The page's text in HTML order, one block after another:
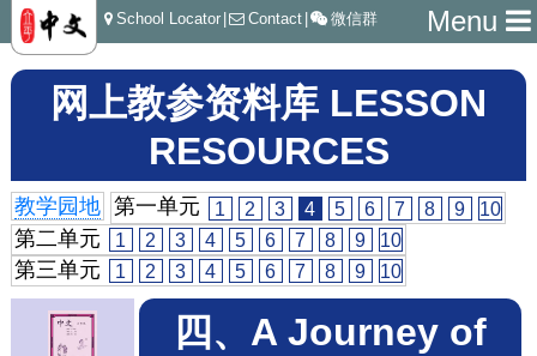
Menu
School Locator Contact 微信群
网上教参资料库 LESSON
RESOURCES
教学园地 第一单元 1 2 3 4 5 6 7 8 9 10
第二单元 1 2 3 4 5 6 7 8 9 10
第三单元 1 2 3 4 5 6 7 8 9 10
四、A Journey of